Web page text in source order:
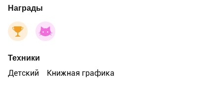
Награды
Техники
Детский
Книжная графика